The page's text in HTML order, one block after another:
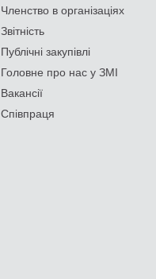
Членство в організаціях
Звітність
Публічні закупівлі
Головне про нас у ЗМІ
Вакансії
Співпраця